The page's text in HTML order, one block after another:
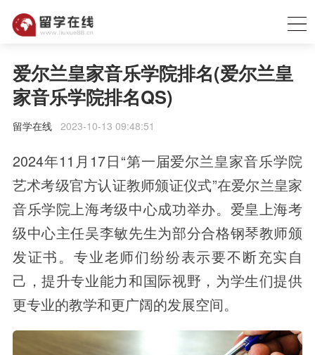
爱尔兰皇家音乐学院排名(爱尔兰皇
家音乐学院排名QS)
留学在线2023-10-13 09:48:51
2024年11月17日“第一届爱尔兰皇家音乐学院
艺术考级官方认证教师颁证仪式”在爱尔兰皇家
音乐学院上海考级中心成功举办。爱皇上海考
级中心主任吴李敏先生为部分合格钢琴教师颁
发证书。专业老师们纷纷表示要不断充实自
己，提升专业能力和国际视野，为学生们提供
更专业的教学和更广阔的发展空间。